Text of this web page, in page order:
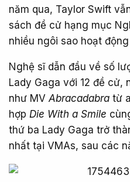
năm qua, Taylor Swift
sách đề cử hạng mục
nhiều ngôi sao hoạt
Nghệ sĩ dẫn đầu về số
Lady Gaga với 12 đề cử,
như MVAbracadabra từ
hợp Die With a Smile
thứ ba Lady Gaga trở
nhất tại VMAs, sau các